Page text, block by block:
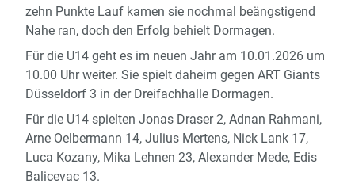
zehn Punkte Lauf kamen sie nochmal beängstigend
Nahe ran, doch den Erfolg behielt Dormagen.
Für die U14 geht es im neuen Jahr am 10.01.2026 um
10.00 Uhr weiter. Sie spielt daheim gegen ART Giants
Düsseldorf 3 in der Dreifachhalle Dormagen.
Für die U14 spielten Jonas Draser 2, Adnan Rahmani,
Arne Oelbermann 14, Julius Mertens, Nick Lank 17,
Luca Kozany, Mika Lehnen 23, Alexander Mede, Edis
Balicevac 13.